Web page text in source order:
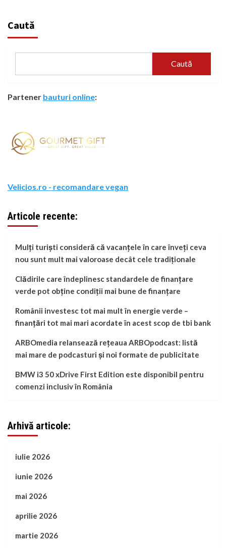
Caută
Caută
Partener bauturi online:
Velicios.ro - recomandare vegan
Articole recente:
Mulți turiști consideră că vacanțele în care înveți ceva
nou sunt mult mai valoroase decât cele tradiționale
Clădirile care îndeplinesc standardele de finanțare
verde pot obține condiții mai bune de finanțare
Românii investesc tot mai mult în energie verde –
finanțări tot mai mari acordate în acest scop de tbi bank
ARBOmedia relansează rețeaua ARBOpodcast: listă
mai mare de podcasturi și noi formate de publicitate
BMW i3 50 xDrive First Edition este disponibil pentru
comenzi inclusiv în România
Arhivă articole:
iulie 2026
iunie 2026
mai 2026
aprilie 2026
martie 2026